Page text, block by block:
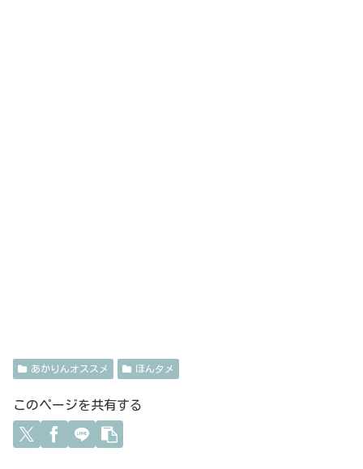
あかりんオススメ ほんタメ
このページを共有する